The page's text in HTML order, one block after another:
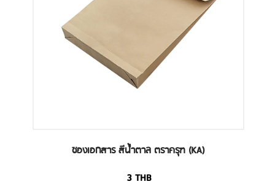
ซองเอกสาร สีน้ำตาล ตราครุฑ (KA)
3 THB